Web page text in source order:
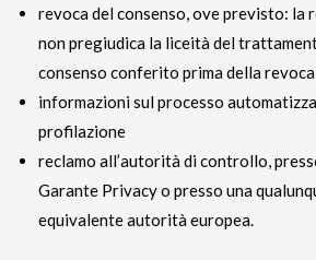
revoca del consenso, ove previsto: la
non pregiudica la liceità del
consenso conferito prima della
informazioni sul processo
profilazione
reclamo all’autorità di controllo,
Garante Privacy o presso una
equivalente autorità europea.